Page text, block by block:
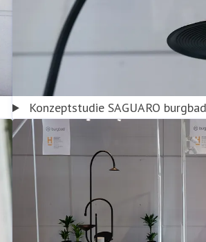
Konzeptstudie SAGUARO